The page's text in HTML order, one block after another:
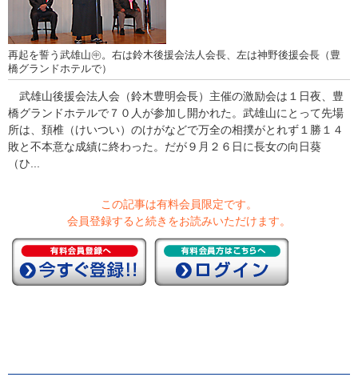
再起を誓う武雄山㊥。右は鈴木後援会法人会長、左は神野後援会長（豊
橋グランドホテルで）
武雄山後援会法人会（鈴木豊明会長）主催の激励会は１日夜、豊
橋グランドホテルで７０人が参加し開かれた。武雄山にとって先場
所は、頚椎（けいつい）のけがなどで万全の相撲がとれず１勝１４
敗と不本意な成績に終わった。だが９月２６日に長女の向日葵
（ひ...
この記事は有料会員限定です。
会員登録すると続きをお読みいただけます。